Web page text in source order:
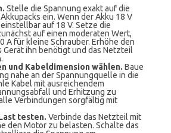
Stelle die Spannung exakt auf die
ein. Wenn der Akku 18 V
auf 18 V. Setze die
auf einen moderaten Wert,
A für kleine Schrauber. Erhöhe den
Gerät ihn benötigt und das Netzteil
und Kabeldimension wählen. Baue
nahe an der Spannungquelle in die
Kabel mit ausreichendem
und Erhitzung zu
Verbindungen sorgfältig mit
testen. Verbinde das Netzteil mit
den Motor zu belasten. Schalte das